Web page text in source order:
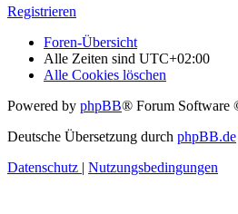
Registrieren
Foren-Übersicht
Alle Zeiten sind UTC+02:00
Alle Cookies löschen
Powered by phpBB® Forum Software
Deutsche Übersetzung durch phpBB.de
Datenschutz | Nutzungsbedingungen